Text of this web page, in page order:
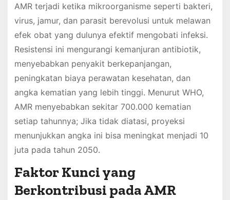
AMR terjadi ketika mikroorganisme seperti bakteri,
virus, jamur, dan parasit berevolusi untuk melawan
efek obat yang dulunya efektif mengobati infeksi.
Resistensi ini mengurangi kemanjuran antibiotik,
menyebabkan penyakit berkepanjangan,
peningkatan biaya perawatan kesehatan, dan
angka kematian yang lebih tinggi. Menurut WHO,
AMR menyebabkan sekitar 700.000 kematian
setiap tahunnya; Jika tidak diatasi, proyeksi
menunjukkan angka ini bisa meningkat menjadi 10
juta pada tahun 2050.
Faktor Kunci yang
Berkontribusi pada AMR